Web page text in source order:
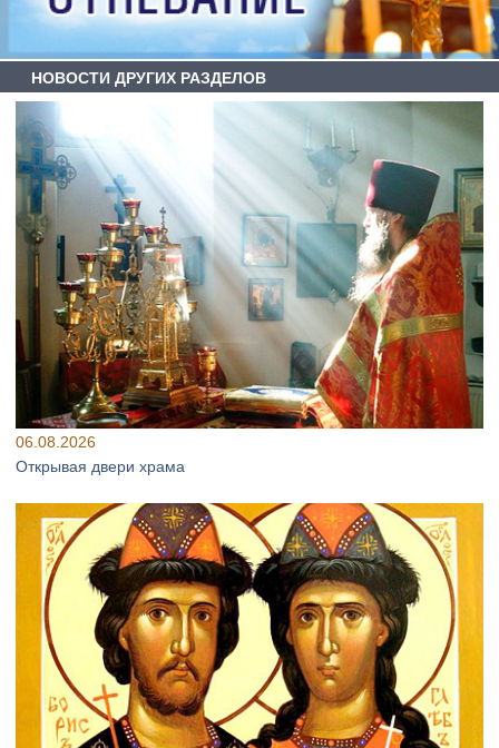
НОВОСТИ ДРУГИХ РАЗДЕЛОВ
06.08.2026
Открывая двери храма